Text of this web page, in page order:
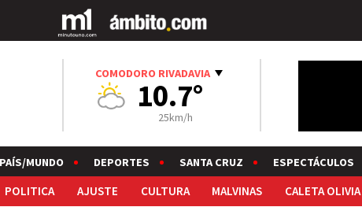
COMODORO RIVADAVIA
10.7°
25km/h
PAÍS/MUNDO DEPORTES SANTA CRUZ ESPECTÁCULOS
POLITICA AJUSTE CULTURA MALVINAS CALETA OLIVIA